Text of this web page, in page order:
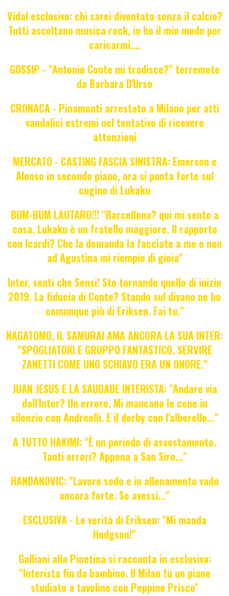
Vidal esclusivo: chi sarei diventato senza il calcio?
Tutti ascoltano musica rock, io ho il mio modo per
caricarmi....
GOSSIP - "Antonio Conte mi tradisce?" terremoto
da Barbara D'Urso
CRONACA - Pinamonti arrestato a Milano per atti
vandalici estremi nel tentativo di ricevere
attenzioni
MERCATO - CASTING FASCIA SINISTRA: Emerson e
Alonso in secondo piano, ora si punta forte sul
cugino di Lukaku
BUM-BUM LAUTARO!!! "Barcellona? qui mi sento a
casa. Lukaku è un fratello maggiore. Il rapporto
con Icardi? Che la domanda la facciate a me e non
ad Agustina mi riempie di gioia"
Inter, senti che Sensi! Sto tornando quello di inizio
2019. La fiducia di Conte? Stando sul divano ne ho
comunque più di Eriksen. Fai tu."
NAGATOMO, IL SAMURAI AMA ANCORA LA SUA INTER:
"SPOGLIATOIO E GRUPPO FANTASTICO. SERVIRE
ZANETTI COME UNO SCHIAVO ERA UN ONORE."
JUAN JESUS E LA SAUDADE INTERISTA: "Andare via
dall'Inter? Un errore. Mi mancano le cene in
silenzio con Andreolli. E il derby con l'alberello..."
A TUTTO HAKIMI: "È un periodo di assestamento.
Tanti errori? Appena a San Siro..."
HANDANOVIC: "Lavoro sodo e in allenamento vado
ancora forte. Se avessi..."
ESCLUSIVA - Le verità di Eriksen: "Mi manda
Hodgson!"
Galliani alla Pinetina si racconta in esclusiva:
"Interista fin da bambino. Il Milan fu un piano
studiato a tavolino con Peppino Prisco"